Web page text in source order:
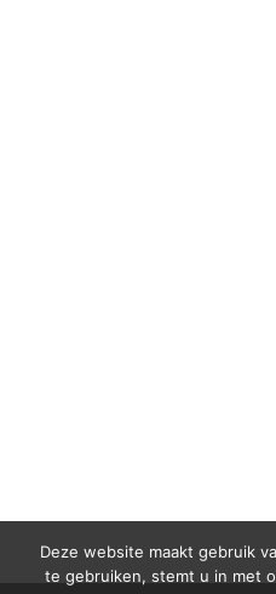
Deze website maakt gebruik
te gebruiken, stemt u in met